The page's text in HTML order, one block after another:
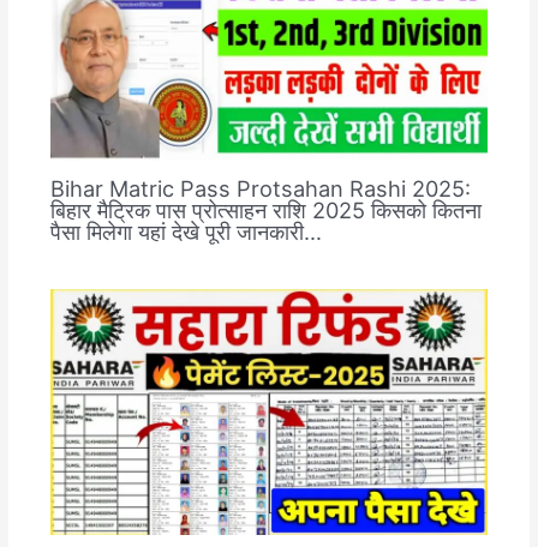
Bihar Matric Pass Protsahan Rashi 2025:
बिहार मैट्रिक पास प्रोत्साहन राशि 2025 किसको कितना
पैसा मिलेगा यहां देखे पूरी जानकारी…